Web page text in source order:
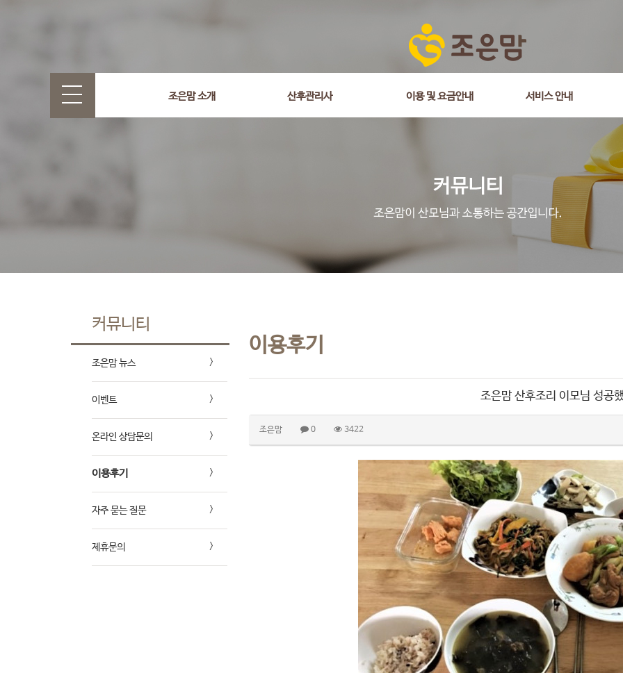
조은맘 소개 산후관리사 이용 및 요금안내 서비스 안내
select wr_id, wr_subject from g5_write_m05_04 where wr_is_comment = 0 and wr_datetime <= '2018-03-07 00:00:00' and wr_id
커뮤니티
조은맘 뉴스
이벤트
온라인 상담문의
이용후기
자주 묻는 질문
제휴문의
이용후기
조은맘 산후조리 이모님 성공
조은맘 0 3422